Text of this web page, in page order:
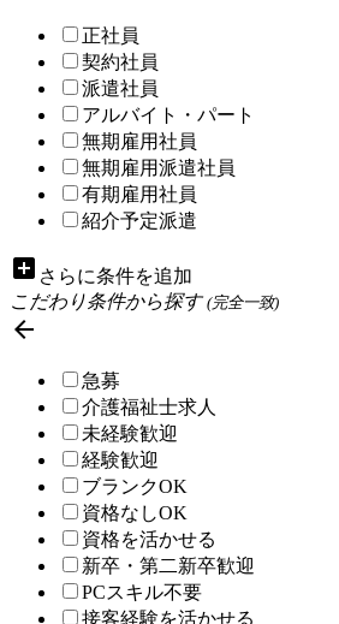
正社員
契約社員
派遣社員
アルバイト・パート
無期雇用社員
無期雇用派遣社員
有期雇用社員
紹介予定派遣
add_box さらに条件を追加
こだわり条件から探す(完全一致)

急募
介護福祉士求人
未経験歓迎
経験歓迎
ブランクOK
資格なしOK
資格を活かせる
新卒・第二新卒歓迎
PCスキル不要
接客経験を活かせる